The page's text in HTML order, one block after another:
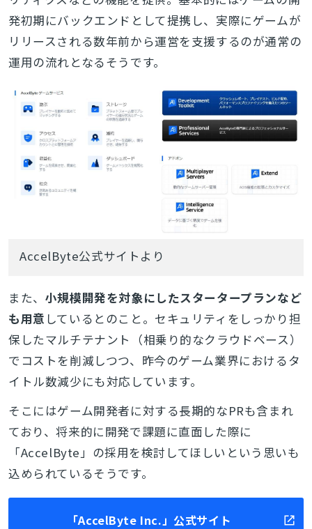
発初期にバックエンドとして提携し、実際にゲームが
リリースされる数年前から運営を支援するのが通常の
運用の流れとなるそうです。
AccelByte公式サイトより
また、 小規模開発を対象にしたスタータープランなど
も用意 しているとのこと。セキュリティをしっかり担
保したマルチテナント（相乗り的なクラウドベース）
でコストを削減しつつ、昨今のゲーム業界におけるタ
イトル数減少にも対応しています。
そこにはゲーム開発者に対する長期的なPRも含まれ
ており、将来的に開発で課題に直面した際に
「AccelByte」の採用を検討してほしいという思いも
込められているそうです。
「AccelByte Inc.」公式サイト